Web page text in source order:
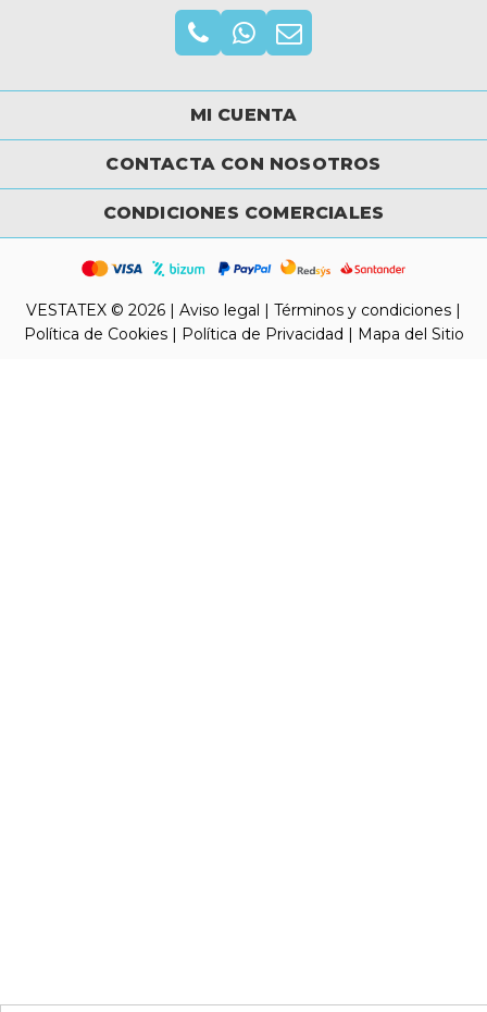
MI CUENTA
CONTACTA CON NOSOTROS
CONDICIONES COMERCIALES
VESTATEX © 2026 | Aviso legal | Términos y condiciones |
Política de Cookies | Política de Privacidad | Mapa del Sitio